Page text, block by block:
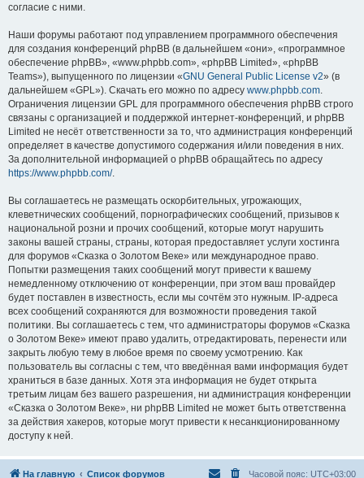
согласие с ними.
Наши форумы работают под управлением программного обеспечения
для создания конференций phpBB (в дальнейшем «они», «программное
обеспечение phpBB», «www.phpbb.com», «phpBB Limited», «phpBB
Teams»), выпущенного по лицензии «GNU General Public License v2» (в
дальнейшем «GPL»). Скачать его можно по адресу www.phpbb.com.
Ограничения лицензии GPL для программного обеспечения phpBB строго
связаны с организацией и поддержкой интернет-конференций, и phpBB
Limited не несёт ответственности за то, что администрация конференций
определяет в качестве допустимого содержания и/или поведения в них.
За дополнительной информацией о phpBB обращайтесь по адресу
https://www.phpbb.com/.
Вы соглашаетесь не размещать оскорбительных, угрожающих,
клеветнических сообщений, порнографических сообщений, призывов к
национальной розни и прочих сообщений, которые могут нарушить
законы вашей страны, страны, которая предоставляет услуги хостинга
для форумов «Сказка о Золотом Веке» или международное право.
Попытки размещения таких сообщений могут привести к вашему
немедленному отключению от конференции, при этом ваш провайдер
будет поставлен в известность, если мы сочтём это нужным. IP-адреса
всех сообщений сохраняются для возможности проведения такой
политики. Вы соглашаетесь с тем, что администраторы форумов «Сказка
о Золотом Веке» имеют право удалить, отредактировать, перенести или
закрыть любую тему в любое время по своему усмотрению. Как
пользователь вы согласны с тем, что введённая вами информация будет
храниться в базе данных. Хотя эта информация не будет открыта
третьим лицам без вашего разрешения, ни администрация конференции
«Сказка о Золотом Веке», ни phpBB Limited не может быть ответственна
за действия хакеров, которые могут привести к несанкционированному
доступу к ней.
На главную Список форумов Часовой пояс: UTC+03:00